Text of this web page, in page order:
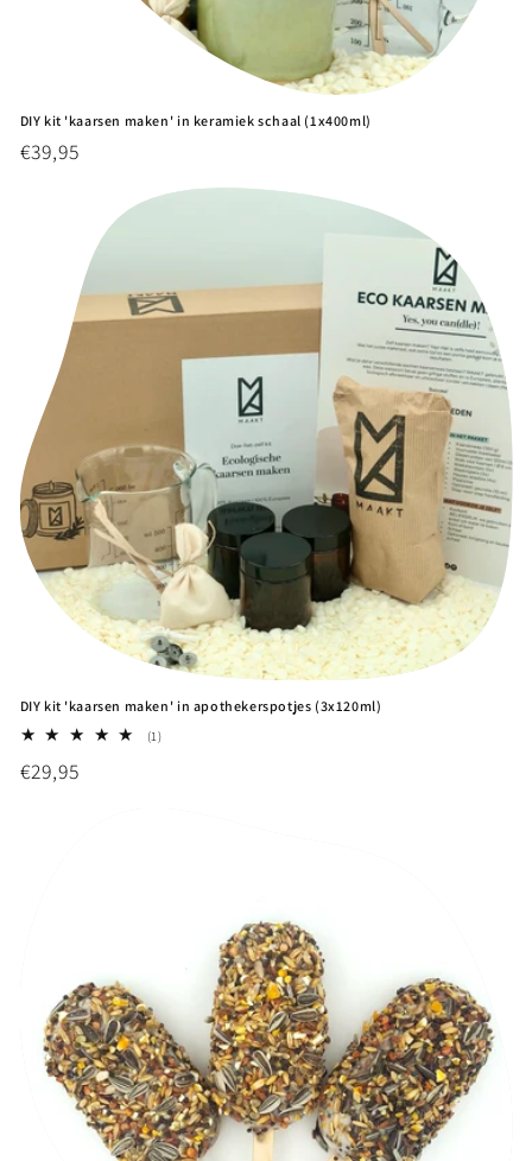
DIY kit 'kaarsen maken' in keramiek schaal (1x400ml)
Normale
€39,95
DIY kit 'kaarsen maken' in apothekerspotjes (3x120ml)
(1)1
Normale
€29,95